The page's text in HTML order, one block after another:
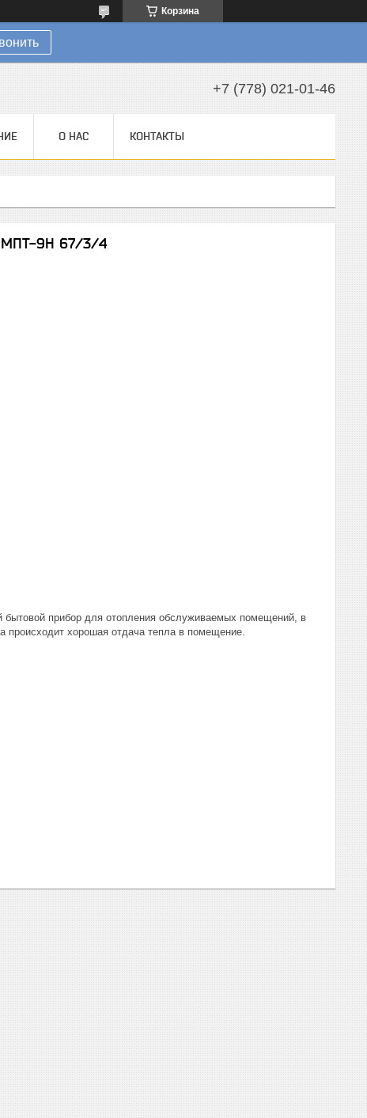
Корзина
+7 (778) 021-01-46
О НАС КОНТАКТЫ
9Н 67/3/4
бытовой прибор для отопления обслуживаемых помещений, в
происходит хорошая отдача тепла в помещение.